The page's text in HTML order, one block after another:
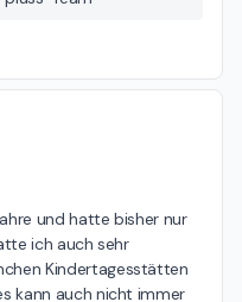
und hatte bisher nur
ich auch sehr
Kindertagesstätten
kann auch nicht immer